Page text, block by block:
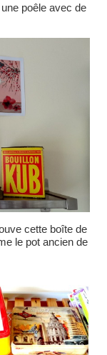
poêle avec de
cette boîte de
le pot ancien de